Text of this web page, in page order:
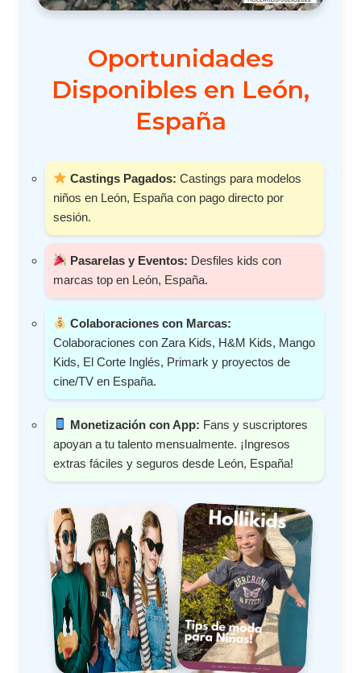
Oportunidades
Disponibles en León,
España
Castings Pagados: Castings para modelos
niños en León, España con pago directo por
sesión.
Pasarelas y Eventos: Desfiles kids con
marcas top en León, España.
Colaboraciones con Marcas:
Colaboraciones con Zara Kids, H&M Kids, Mango
Kids, El Corte Inglés, Primark y proyectos de
cine/TV en España.
Monetización con App: Fans y suscriptores
apoyan a tu talento mensualmente. ¡Ingresos
extras fáciles y seguros desde León, España!